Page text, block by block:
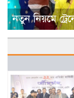
নতুন নিয়মে